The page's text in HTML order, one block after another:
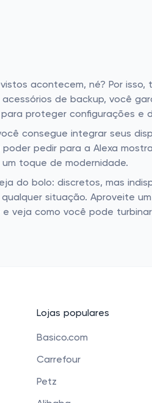
acontecem, né? Por
de backup, você
proteger configurações e
consegue integrar seus
pedir para a Alexa
toque de modernidade.
do bolo: discretos, mas
situação. Aproveite
veja como você pode
Lojas populares
Basico.com
Carrefour
Petz